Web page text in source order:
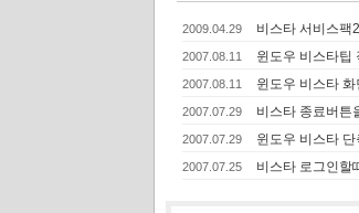
2009.04.29 비스타 서비스팩
2007.08.11 윈도우 비스타팁
2007.08.11 윈도우 비스타
2007.07.29 비스타 종료버튼
2007.07.29 윈도우 비스타 단
2007.07.25 비스타 로그인할